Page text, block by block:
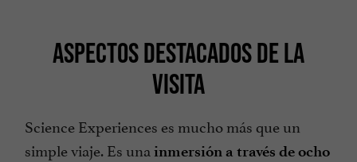
ASPECTOS DESTACADOS DE LA
VISITA
Science Experiences es mucho más que un
simple viaje. Es una inmersión a través de ocho